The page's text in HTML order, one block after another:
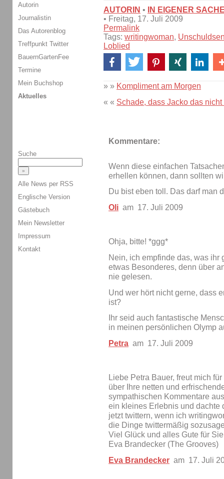
AUTORIN •
IN EIGENER
• Freitag, 17. Juli 2009
Permalink
Tags: writingwoman,
Loblied
» » Kompliment am Morgen
« « Schade, dass Jacko das
Kommentare:
Wenn diese einfachen
erhellen können, dann sollten
Du bist eben toll. Das darf man
Oli am 17. Juli 2009
Ohja, bitte! *ggg*
Nein, ich empfinde das, was
etwas Besonderes, denn über
nie gelesen.
Und wer hört nicht gerne, dass
ist?
Ihr seid auch fantastische
in meinen persönlichen Olymp
Petra am 17. Juli 2009
Liebe Petra Bauer, freut mich
über Ihre netten und
sympathischen Kommentare
ein kleines Erlebnis und dachte
jetzt twittern, wenn ich
die Dinge twittermäßig
Viel Glück und alles Gute für
Eva Brandecker (The Grooves)
Eva Brandecker am 17. Juli
Autorin
Journalistin
Das Autorenblog
Treffpunkt Twitter
BauernGartenFee
Termine
Mein Buchshop
Aktuelles
Suche
Alle News per RSS
Englische Version
Gästebuch
Mein Newsletter
Impressum
Kontakt